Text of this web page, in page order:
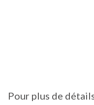
Pour plus de